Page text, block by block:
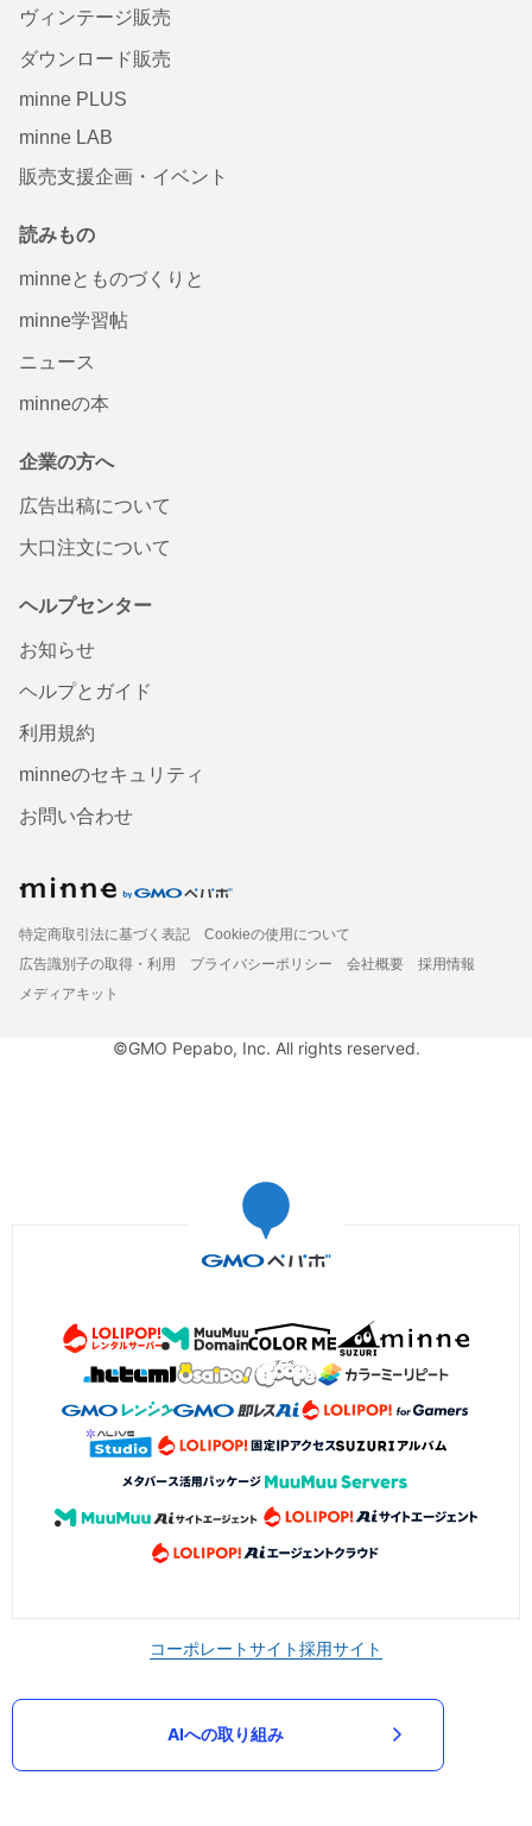
ヴィンテージ販売
ダウンロード販売
minne PLUS
minne LAB
販売支援企画・イベント
読みもの
minneとものづくりと
minne学習帖
ニュース
minneの本
企業の方へ
広告出稿について
大口注文について
ヘルプセンター
お知らせ
ヘルプとガイド
利用規約
minneのセキュリティ
お問い合わせ
特定商取引法に基づく表記
Cookieの使用について
広告識別子の取得・利用
プライバシーポリシー 会社概要
採用情報
メディアキット
©GMO Pepabo, Inc. All rights reserved.
コーポレートサイト採用サイト
AIへの取り組み